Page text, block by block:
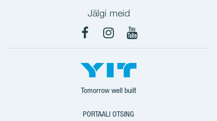
Jälgi meid
FacebookInstagram
YouTube
Tomorrow well built
PORTAALI OTSING